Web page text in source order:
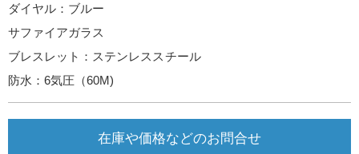
ダイヤル：ブルー
サファイアガラス
ブレスレット：ステンレススチール
防水：6気圧（60M)
在庫や価格などのお問合せ